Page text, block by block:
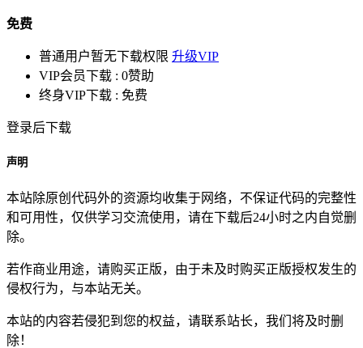
免费
普通用户暂无下载权限 升级VIP
VIP会员下载 : 0赞助
终身VIP下载 : 免费
登录后下载
声明
本站除原创代码外的资源均收集于网络，不保证代码的完整性
和可用性，仅供学习交流使用，请在下载后24小时之内自觉删
除。
若作商业用途，请购买正版，由于未及时购买正版授权发生的
侵权行为，与本站无关。
本站的内容若侵犯到您的权益，请联系站长，我们将及时删
除！